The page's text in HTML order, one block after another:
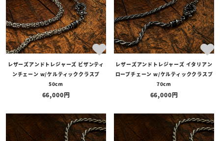
レザーズアンドトレジャーズ ビザンティ
ンチェーン w/ケルティッククラスプ
50cm
66,000
レザーズアンドトレジャーズ イタリアン
ロープチェーン w/ケルティッククラスプ
70cm
66,000